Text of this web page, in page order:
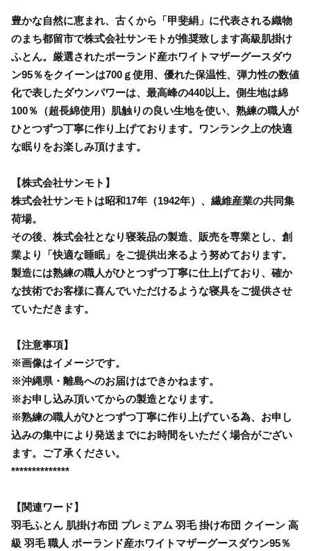
豊かな自然に恵まれ、古くから「甲斐絹」に代表される織物
のまち都留市で株式会社サンモトが推奨致します高級肌掛け
ふとん。厳選されたポーランド産ホワイトマザーグースダウ
ン95％をクイーンは700ｇ使用、優れた保温性、弾力性の数値
化で表したダウンパワーは、最高峰の440以上。側生地は綿
100％（超長綿使用）肌触りの良い生地を使い、熟練の職人が
ひとつずつ丁寧に作り上げております。ワンランク上の快適
な眠りをお楽しみ頂けます。
【株式会社サンモト】
株式会社サンモトは昭和17年（1942年）、繊維産業の共同集
荷場。
その後、株式会社となり寝装品の製造、販売を専業とし、創
業より「快適な睡眠」をご提供出来るよう努めております。
製造には熟練の職人がひとつずつ丁寧に仕上げており、確か
な技術でお客様に喜んでいただけるような寝具をご提供させ
ていただきます。
【注意事項】
※画像はイメージです。
※沖縄県・離島へのお届けはできかねます。
※お申し込み頂いてからの製造となります。
※熟練の職人がひとつずつ丁寧に作り上げている為、お申し
込みの集中により発送までにお時間をいただく場合がござい
ます。ご了承ください。
**************
【関連ワード】
羽毛ふとん 肌掛け布団 プレミアム 羽毛 掛け布団 クイーン 高
級 羽毛 職人 ポーランド産ホワイトマザーグースダウン95％